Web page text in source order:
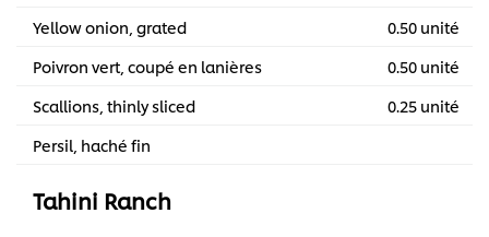
Yellow onion, grated
0.50 unité
Poivron vert, coupé en lanières
0.50 unité
Scallions, thinly sliced
0.25 unité
Persil, haché fin
Tahini Ranch